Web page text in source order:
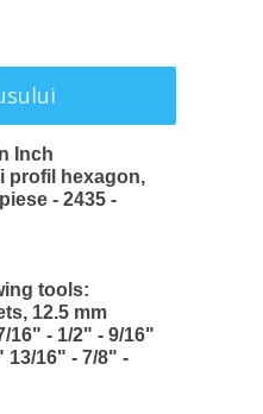
Inch
profil hexagon,
- 2435 -
tools:
12.5 mm
16" - 1/2" - 9/16"
13/16" - 7/8" -